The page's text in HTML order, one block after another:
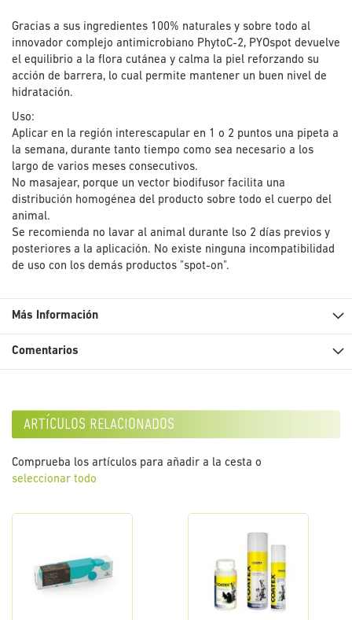
Gracias a sus ingredientes 100% naturales y sobre todo al
innovador complejo antimicrobiano PhytoC-2, PYOspot devuelve
el equilibrio a la flora cutánea y calma la piel reforzando su
acción de barrera, lo cual permite mantener un buen nivel de
hidratación.
Uso:
Aplicar en la región interescapular en 1 o 2 puntos una pipeta a
la semana, durante tanto tiempo como sea necesario a los
largo de varios meses consecutivos.
No masajear, porque un vector biodifusor facilita una
distribución homogénea del producto sobre todo el cuerpo del
animal.
Se recomienda no lavar al animal durante lso 2 días previos y
posteriores a la aplicación. No existe ninguna incompatibilidad
de uso con los demás productos "spot-on".
Más Información
Comentarios
artículos relacionados
Comprueba los artículos para añadir a la cesta o
seleccionar todo